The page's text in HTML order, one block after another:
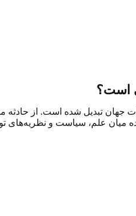
است؟
موضوعات جهان تبدیل شده
برای انتشار اسناد محرمانه، نزدیک به ۸۰ سال است